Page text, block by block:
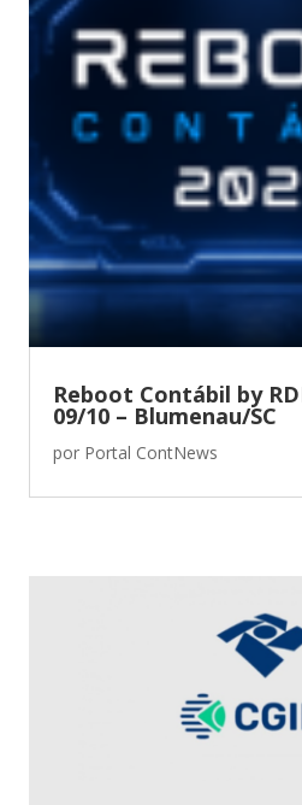
Reboot Contábil by
09/10 – Blumenau/SC
por Portal ContNews